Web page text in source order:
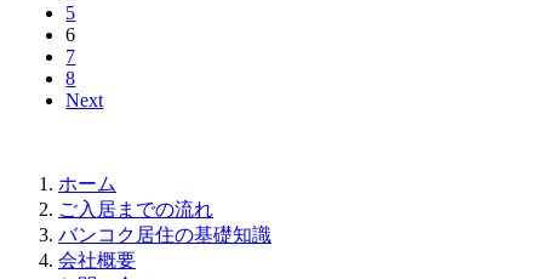
5
6
7
8
Next
ホーム
ご入居までの流れ
バンコク居住の基礎知識
会社概要